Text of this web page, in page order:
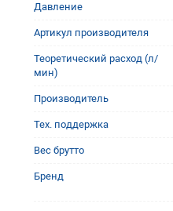
Давление
Артикул производителя
Теоретический расход (л/
мин)
Производитель
Тех. поддержка
Вес брутто
Бренд